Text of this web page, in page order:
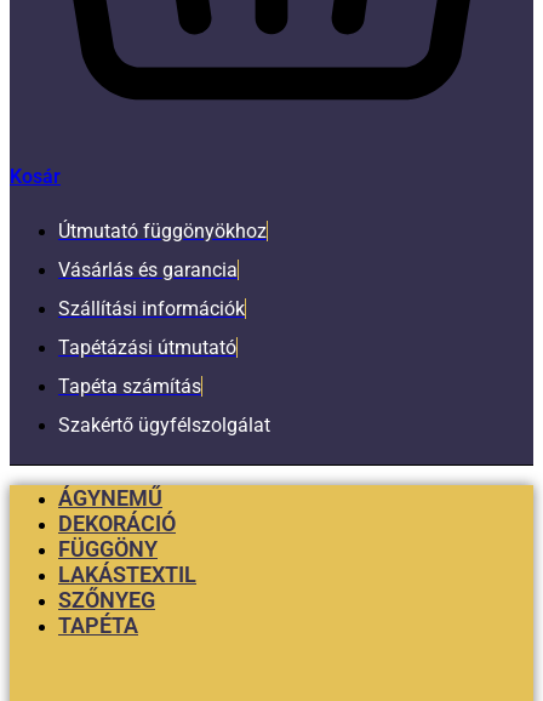
Kosár
Útmutató függönyökhoz
Vásárlás és garancia
Szállítási információk
Tapétázási útmutató
Tapéta számítás
Szakértő ügyfélszolgálat
ÁGYNEMŰ
DEKORÁCIÓ
FÜGGÖNY
LAKÁSTEXTIL
SZŐNYEG
TAPÉTA